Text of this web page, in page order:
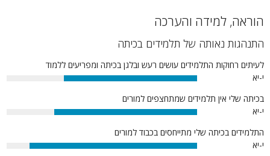
הוראה, למידה והערכה
התנהגות נאותה של תלמידים בכיתה
לעיתים רחוקות התלמידים עושים רעש ובלגן בכיתה ומפריעים ללמוד
י-יא
70%
בכיתה שלי אין תלמידים שמתחצפים למורים
י-יא
75%
התלמידים בכיתה שלי מתייחסים בכבוד למורים
י-יא
88%